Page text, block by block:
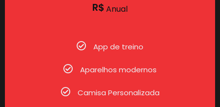
R$ Anual
App de treino
Aparelhos modernos
Camisa Personalizada